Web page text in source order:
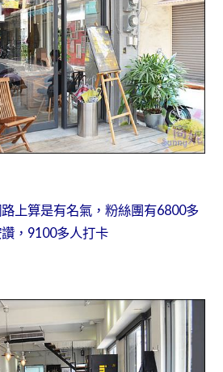
上算是有名氣，粉絲團有6800多
讚，9100多人打卡